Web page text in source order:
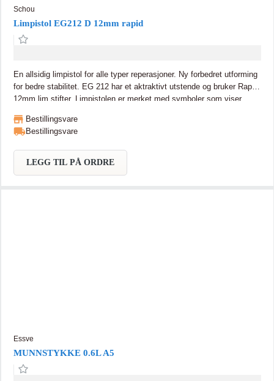
Schou
Limpistol EG212 D 12mm rapid
En allsidig limpistol for alle typer reperasjoner. Ny forbedret utforming
for bedre stabilitet. EG 212 har et aktraktivt utstende og bruker Rapid
12mm lim stifter. Limpistolen er merket med symboler som viser
Bestillingsvare
Bestillingsvare
LEGG TIL PÅ ORDRE
Essve
MUNNSTYKKE 0.6L A5